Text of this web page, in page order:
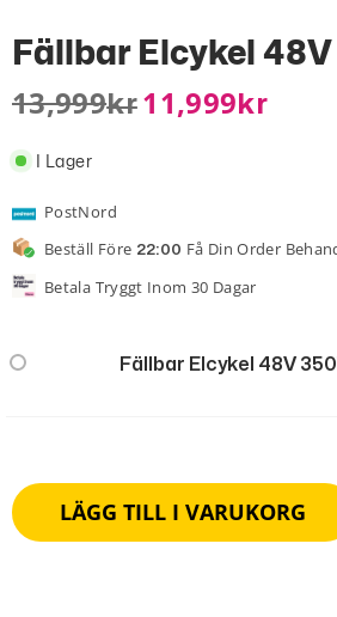
Fällbar Elcykel
13,999Kr 11,999 Kr
I Lager
PostNord
Beställ Före 22:00 Få Din Order
Betala Tryggt Inom 30 Dagar
Fällbar Elcykel 48V
LÄGG TILL I VARUKORG